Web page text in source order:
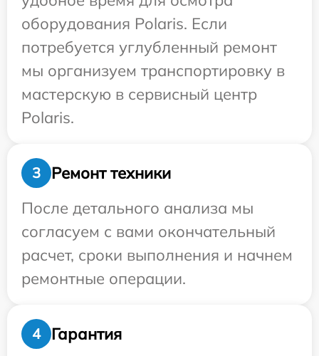
оборудования Polaris. Если
потребуется углубленный ремонт
мы организуем транспортировку в
мастерскую в сервисный центр
Polaris.
3
Ремонт техники
После детального анализа мы
согласуем с вами окончательный
расчет, сроки выполнения и начнем
ремонтные операции.
4
Гарантия